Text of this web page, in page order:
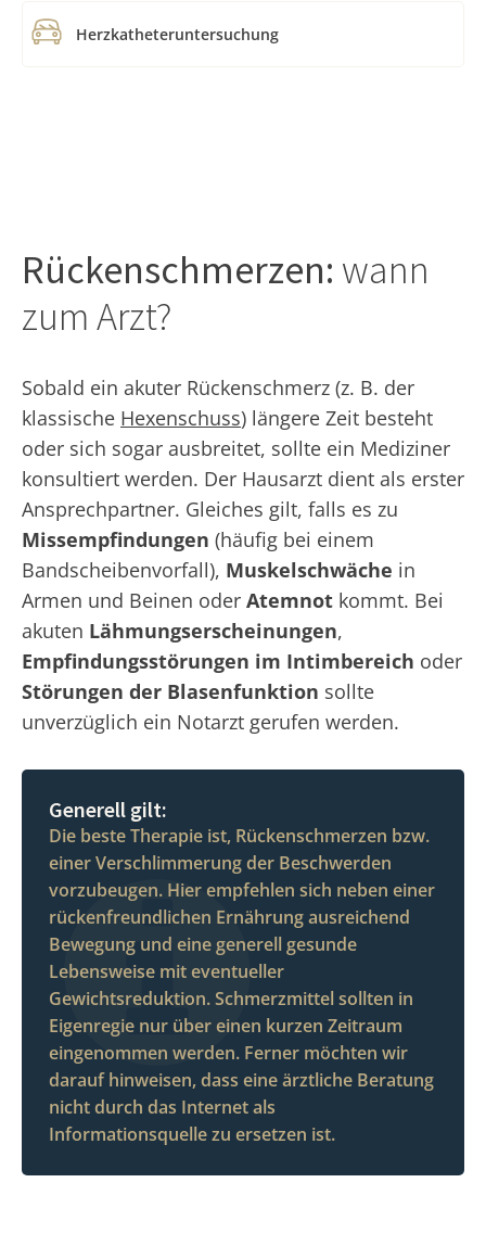
Herzkatheteruntersuchung
Rückenschmerzen: wann
zum Arzt?
Sobald ein akuter Rückenschmerz (z. B. der
klassische Hexenschuss) längere Zeit besteht
oder sich sogar ausbreitet, sollte ein Mediziner
konsultiert werden. Der Hausarzt dient als erster
Ansprechpartner. Gleiches gilt, falls es zu
Missempfindungen (häufig bei einem
Bandscheibenvorfall), Muskelschwäche in
Armen und Beinen oder Atemnot kommt. Bei
akuten Lähmungserscheinungen,
Empfindungsstörungen im Intimbereich oder
Störungen der Blasenfunktion sollte
unverzüglich ein Notarzt gerufen werden.
Generell gilt:
Die beste Therapie ist, Rückenschmerzen bzw.
einer Verschlimmerung der Beschwerden
vorzubeugen. Hier empfehlen sich neben einer
rückenfreundlichen Ernährung ausreichend
Bewegung und eine generell gesunde
Lebensweise mit eventueller
Gewichtsreduktion. Schmerzmittel sollten in
Eigenregie nur über einen kurzen Zeitraum
eingenommen werden. Ferner möchten wir
darauf hinweisen, dass eine ärztliche Beratung
nicht durch das Internet als
Informationsquelle zu ersetzen ist.